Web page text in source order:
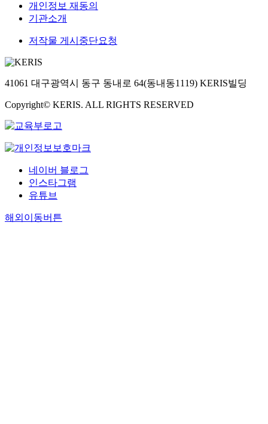
개인정보 재동의
기관소개
저작물 게시중단요청
41061 대구광역시 동구 동내로 64(동내동1119) KERIS빌딩
Copyright© KERIS. ALL RIGHTS RESERVED
네이버 블로그
인스타그램
유튜브
해외이동버튼